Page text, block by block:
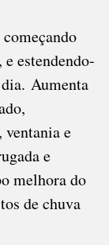
estendendo-
Aumenta
ventania e
e
melhora do
de chuva